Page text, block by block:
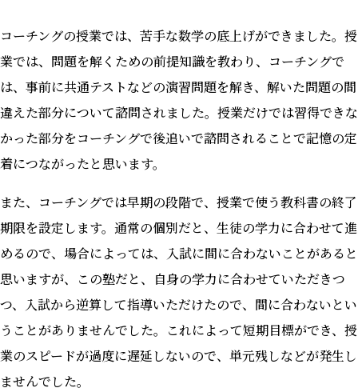
コーチングの授業では、苦手な数学の底上げができました。授
業では、問題を解くための前提知識を教わり、コーチングで
は、事前に共通テストなどの演習問題を解き、解いた問題の間
違えた部分について諮問されました。授業だけでは習得できな
かった部分をコーチングで後追いで諮問されることで記憶の定
着につながったと思います。
また、コーチングでは早期の段階で、授業で使う教科書の終了
期限を設定します。通常の個別だと、生徒の学力に合わせて進
めるので、場合によっては、入試に間に合わないことがあると
思いますが、この塾だと、自身の学力に合わせていただきつ
つ、入試から逆算して指導いただけたので、間に合わないとい
うことがありませんでした。これによって短期目標ができ、授
業のスピードが過度に遅延しないので、単元残しなどが発生し
ませんでした。